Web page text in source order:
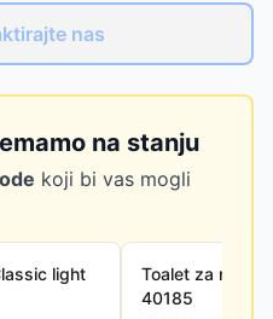
nas
na stanju
koji bi vas mogli
light
Toalet za
40185